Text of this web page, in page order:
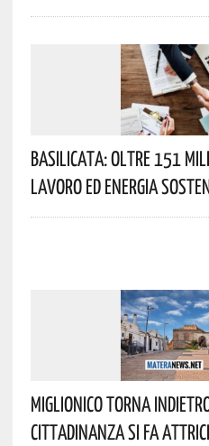
Basilicata: Oltre 151
Lavoro Ed Energia
Miglionico Torna
Cittadinanza Si Fa